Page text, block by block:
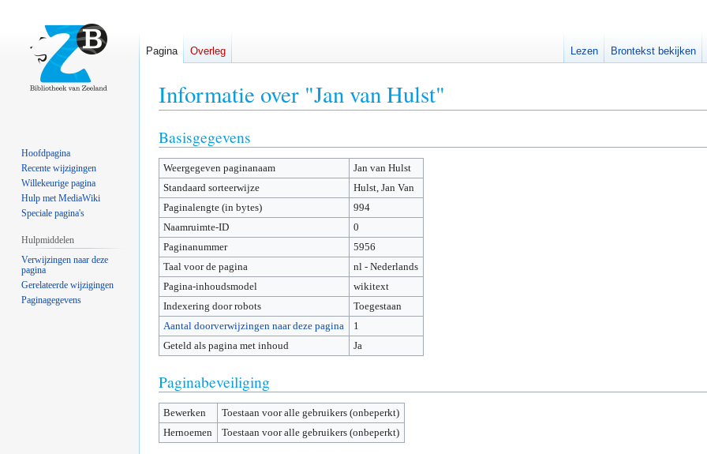
Informatie over "Jan van Hulst"
Naar
navigatie
springen
Naar
zoeken
springen
Basisgegevens
Weergegeven paginanaam
Jan van Hulst
Standaard sorteerwijze
Hulst, Jan Van
Paginalengte (in bytes)
994
Naamruimte-ID
0
Paginanummer
5956
Taal voor de pagina
nl - Nederlands
Pagina-inhoudsmodel
wikitext
Indexering door robots
Toegestaan
Aantal doorverwijzingen naar deze pagina
1
Geteld als pagina met inhoud
Ja
Paginabeveiliging
Bewerken
Toestaan voor alle gebruikers (onbeperkt)
Hernoemen
Toestaan voor alle gebruikers (onbeperkt)
Pagina Overleg Lezen Brontekst bekijken
Hoofdpagina
Recente wijzigingen
Willekeurige pagina
Hulp met MediaWiki
Speciale pagina's
Hulpmiddelen
Verwijzingen naar deze
pagina
Gerelateerde wijzigingen
Paginagegevens